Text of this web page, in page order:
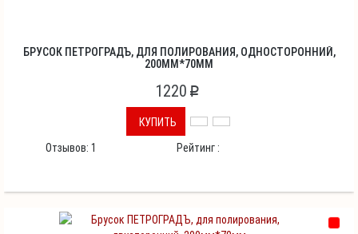
БРУСОК ПЕТРОГРАДЪ, ДЛЯ ПОЛИРОВАНИЯ, ОДНОСТОРОННИЙ,
200ММ*70ММ
1220 p
КУПИТЬ
Отзывов:1 Рейтинг :